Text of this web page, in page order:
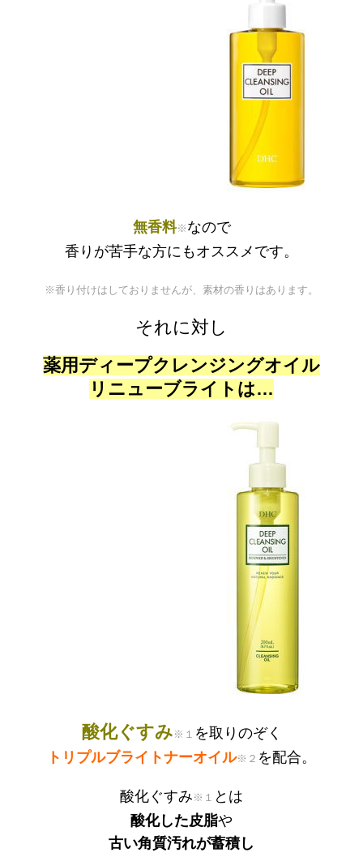
無香料※ なので
香りが苦手な方にもオススメです。
※香り付けはしておりませんが、素材の香りはあります。
それに対し
薬用ディープクレンジングオイル
リニューブライトは…
酸化ぐすみ ※１ を取りのぞく
トリプルブライトナーオイル※２ を配合。
酸化ぐすみ ※１ とは
酸化した皮脂や
古い角質汚れが蓄積し